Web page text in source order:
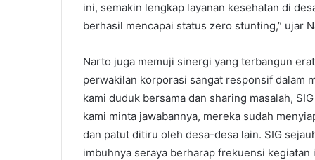
ini, semakin lengkap layanan kesehatan di
berhasil mencapai status zero stunting,” ujar
Narto juga memuji sinergi yang terbangun
perwakilan korporasi sangat responsif dalam
kami duduk bersama dan sharing masalah,
kami minta jawabannya, mereka sudah
dan patut ditiru oleh desa-desa lain. SIG
imbuhnya seraya berharap frekuensi